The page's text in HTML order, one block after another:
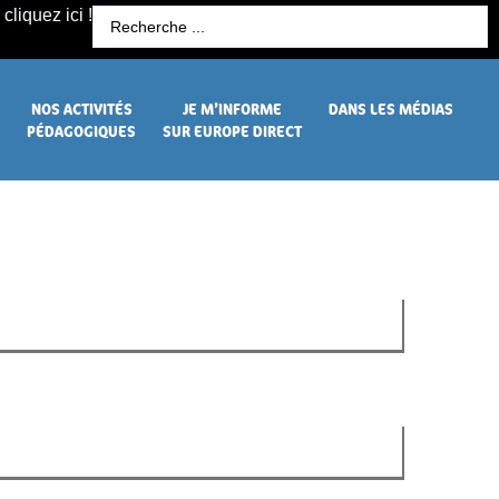
ici !
NOS ACTIVITÉS
PÉDAGOGIQUES
JE M’INFORME
SUR EUROPE DIRECT
DANS LES MÉDIAS